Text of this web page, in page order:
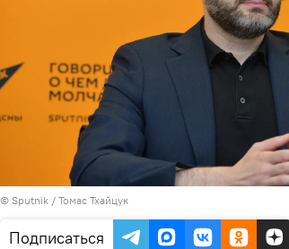
© Sputnik / Томас Тхайцук
Подписаться